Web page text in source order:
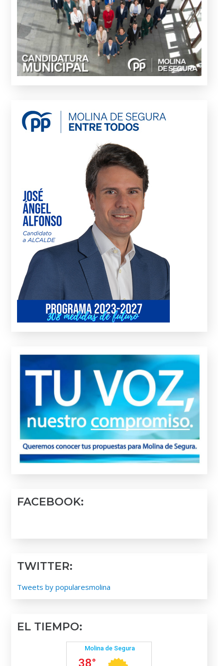
FACEBOOK:
TWITTER:
Tweets by popularesmolina
EL TIEMPO: